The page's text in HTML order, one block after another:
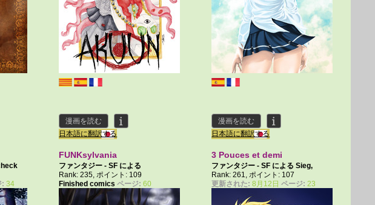
漫画を読む
日本語に翻訳する
漫画を読む
日本語に翻訳する
: 34
FUNKsylvania
ファンタジー - SF による
NicoVsYuh
Rank: 235, ポイント: 109
Finished comics ページ: 60
3 Pouces et demi
ファンタジー - SF によるSieg,
Kinkgirl
Rank: 261, ポイント: 107
更新された: 8月12日 ページ: 23